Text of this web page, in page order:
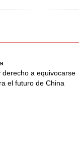
a equivocarse
el futuro de China